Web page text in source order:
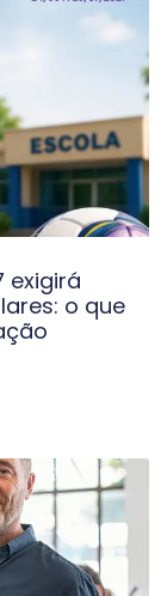
exigirá
o que